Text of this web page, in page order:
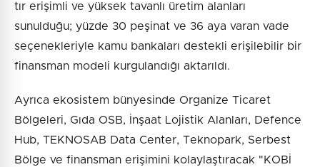
tır erişimli ve yüksek tavanlı üretim alanları
sunulduğu; yüzde 30 peşinat ve 36 aya varan vade
seçenekleriyle kamu bankaları destekli erişilebilir bir
finansman modeli kurgulandığı aktarıldı.
Ayrıca ekosistem bünyesinde Organize Ticaret
Bölgeleri, Gıda OSB, İnşaat Lojistik Alanları, Defence
Hub, TEKNOSAB Data Center, Teknopark, Serbest
Bölge ve finansman erişimini kolaylaştıracak "KOBİ